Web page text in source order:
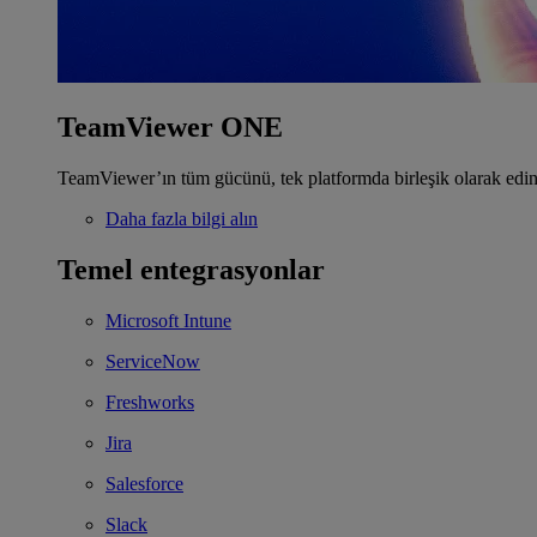
TeamViewer ONE
TeamViewer’ın tüm gücünü, tek platformda birleşik olarak
Daha fazla bilgi alın
Temel entegrasyonlar
Microsoft Intune
ServiceNow
Freshworks
Jira
Salesforce
Slack